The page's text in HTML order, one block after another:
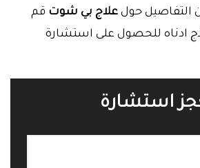
التفاصيل حول علاج بي شوت قم
ادناه للحصول على استشارة
استشارة